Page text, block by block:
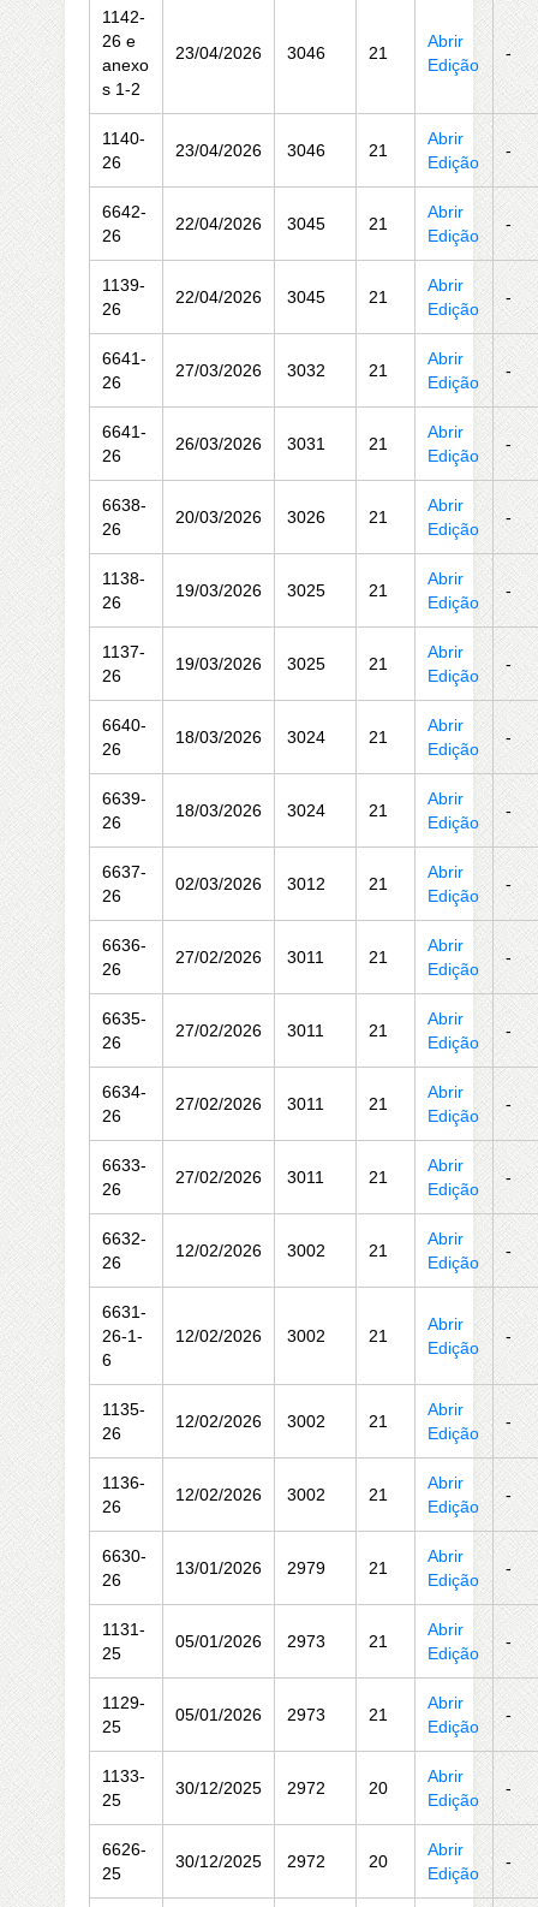
1142-
26 e
anexo
s 1-2
23/04/2026 3046 21
Abrir
Edição
-
1140-
26
23/04/2026 3046 21
Abrir
Edição
-
6642-
26
22/04/2026 3045 21
Abrir
Edição
-
1139-
26
22/04/2026 3045 21
Abrir
Edição
-
6641-
26
27/03/2026 3032 21
Abrir
Edição
-
6641-
26
26/03/2026 3031 21
Abrir
Edição
-
6638-
26
20/03/2026 3026 21
Abrir
Edição
-
1138-
26
19/03/2026 3025 21
Abrir
Edição
-
1137-
26
19/03/2026 3025 21
Abrir
Edição
-
6640-
26
18/03/2026 3024 21
Abrir
Edição
-
6639-
26
18/03/2026 3024 21
Abrir
Edição
-
6637-
26
02/03/2026 3012 21
Abrir
Edição
-
6636-
26
27/02/2026 3011 21
Abrir
Edição
-
6635-
26
27/02/2026 3011 21
Abrir
Edição
-
6634-
26
27/02/2026 3011 21
Abrir
Edição
-
6633-
26
27/02/2026 3011 21
Abrir
Edição
-
6632-
26
12/02/2026 3002 21
Abrir
Edição
-
6631-
26-1-
6
12/02/2026 3002 21
Abrir
Edição
-
1135-
26
12/02/2026 3002 21
Abrir
Edição
-
1136-
26
12/02/2026 3002 21
Abrir
Edição
-
6630-
26
13/01/2026 2979 21
Abrir
Edição
-
1131-
25
05/01/2026 2973 21
Abrir
Edição
-
1129-
25
05/01/2026 2973 21
Abrir
Edição
-
1133-
25
30/12/2025 2972 20
Abrir
Edição
-
6626-
25
30/12/2025 2972 20
Abrir
Edição
-